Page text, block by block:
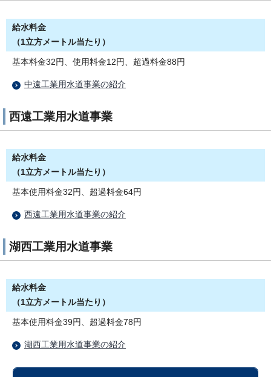
給水料金
（1立方メートル当たり）
基本料金32円、使用料金12円、超過料金88円
中遠工業用水道事業の紹介
西遠工業用水道事業
給水料金
（1立方メートル当たり）
基本使用料金32円、超過料金64円
西遠工業用水道事業の紹介
湖西工業用水道事業
給水料金
（1立方メートル当たり）
基本使用料金39円、超過料金78円
湖西工業用水道事業の紹介